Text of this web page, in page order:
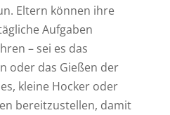
Eltern können ihre
Aufgaben
– sei es das
oder das Gießen der
kleine Hocker oder
bereitzustellen, damit